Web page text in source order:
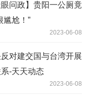
问政】贵阳一公厕竟
尴尬！”
2023-06-08
对建交国与台湾开展
-天天动态
2023-06-08